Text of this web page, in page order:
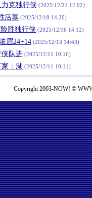
力克独行侠 (2025/12/21 12:02)
活塞 (2025/12/19 14:20)
胜独行侠 (2025/12/16 14:12)
眉24+14 (2025/12/13 14:43)
队进 (2025/12/11 10:16)
：湖 (2025/12/11 10:11)
Copyright 2003-NOW! ©